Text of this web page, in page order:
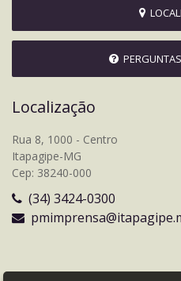
PERGUNTAS
Localização
Rua 8, 1000 - Centro
Itapagipe-MG
Cep: 38240-000
(34) 3424-0300